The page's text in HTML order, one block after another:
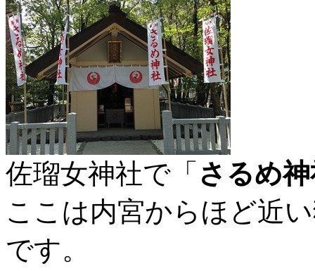
佐瑠女神社で「 さるめ
ここは内宮からほど近
です。